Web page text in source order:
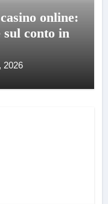
online:
sul conto in
2026